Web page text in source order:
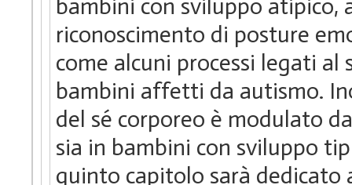
bambini con sviluppo
riconoscimento di posture
come alcuni processi legati al
bambini affetti da autismo.
del sé corporeo è modulato
sia in bambini con sviluppo
quinto capitolo sarà dedicato